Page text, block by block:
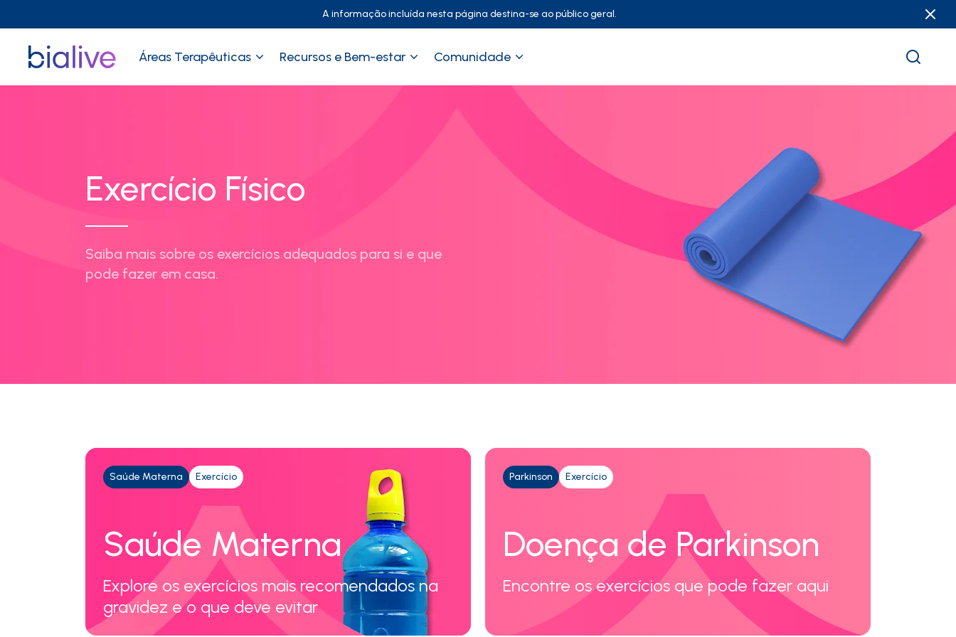
A informação incluída nesta página destina-se ao público geral.
Áreas Terapêuticas Recursos e Bem-estar Comunidade
Exercício Físico
Saiba mais sobre os exercícios adequados para si e que
pode fazer em casa.
Saúde Materna Exercício
Saúde Materna
Explore os exercícios mais recomendados na
gravidez e o que deve evitar
Parkinson Exercício
Doença de Parkinson
Encontre os exercícios que pode fazer aqui